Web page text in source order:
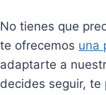
No tienes que
te ofrecemos una
adaptarte a
decides seguir,